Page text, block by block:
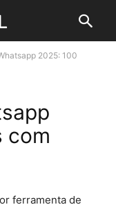
2025: 100
com
ferramenta de